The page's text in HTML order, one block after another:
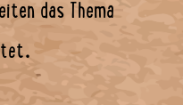
das Thema